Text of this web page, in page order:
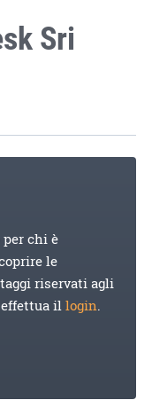
Sri
chi è
le
riservati agli
effettua illogin.